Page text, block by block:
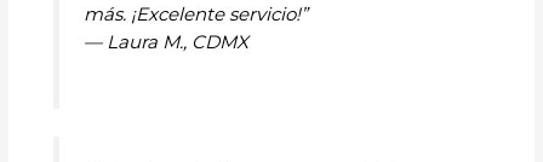
más. ¡Excelente servicio!”
— Laura M., CDMX